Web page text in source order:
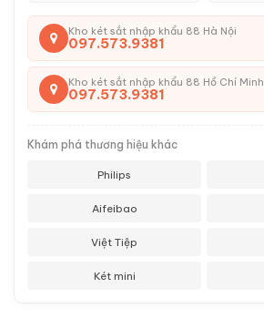
Kho két sắt nhập khẩu 88 Hà Nội
097.573.9381
Kho két sắt nhập khẩu 88 Hồ Chí Minh
097.573.9381
Khám phá thương hiệu khác
Philips
Aifeibao
Việt Tiệp
Két mini